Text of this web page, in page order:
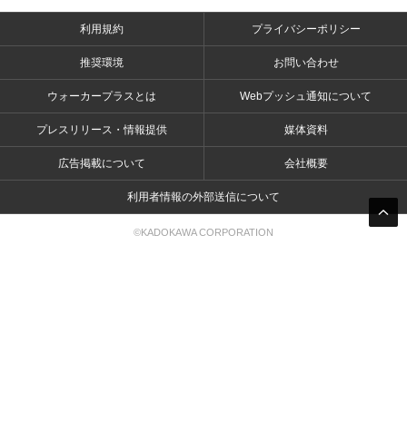
利用規約 プライバシーポリシー
推奨環境 お問い合わせ
ウォーカープラスとは Webプッシュ通知について
プレスリリース・情報提供 媒体資料
広告掲載について 会社概要
利用者情報の外部送信について
©KADOKAWA CORPORATION